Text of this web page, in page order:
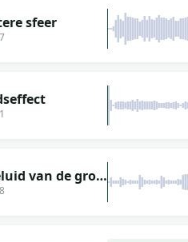
sfeer
van de grot
zielen